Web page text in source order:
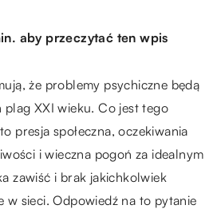
aby przeczytać ten wpis
że problemy psychiczne będą
plag XXI wieku. Co jest tego
presja społeczna, oczekiwania
i wieczna pogoń za idealnym
zawiść i brak jakichkolwiek
w sieci. Odpowiedź na to pytanie